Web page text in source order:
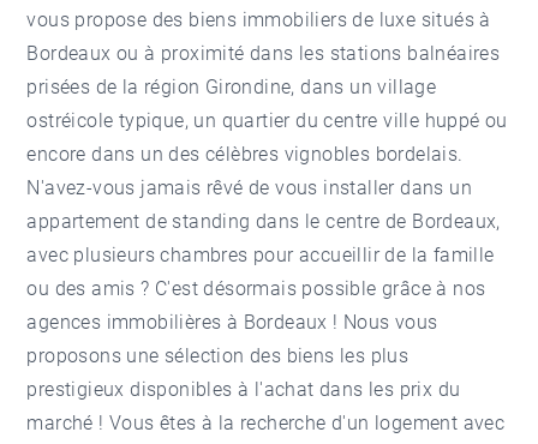
vous propose des biens immobiliers de luxe situés à
Bordeaux ou à proximité dans les stations balnéaires
prisées de la région Girondine, dans un village
ostréicole typique, un quartier du centre ville huppé ou
encore dans un des célèbres vignobles bordelais.
N'avez-vous jamais rêvé de vous installer dans un
appartement de standing dans le centre de Bordeaux,
avec plusieurs chambres pour accueillir de la famille
ou des amis ? C'est désormais possible grâce à nos
agences immobilières à Bordeaux ! Nous vous
proposons une sélection des biens les plus
prestigieux disponibles à l'achat dans les prix du
marché ! Vous êtes à la recherche d'un logement avec